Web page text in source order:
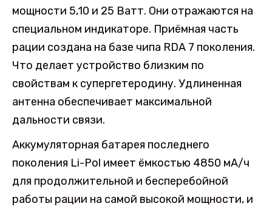
мощности 5,10 и 25 Ватт. Они отражаются на
специальном индикаторе. Приёмная часть
рации создана на базе чипа RDA 7 поколения.
Что делает устройство близким по
свойствам к супергетеродину. Удлиненная
антенна обеспечивает максимальной
дальности связи.
Аккумуляторная батарея последнего
поколения Li-Pol имеет ёмкостью 4850 мА/ч
для продолжительной и бесперебойной
работы рации на самой высокой мощности, и